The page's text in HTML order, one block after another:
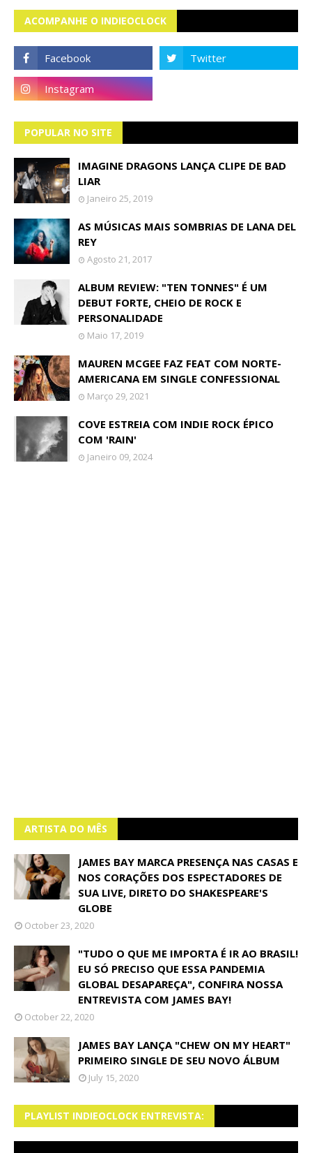
ACOMPANHE O INDIEOCLOCK
POPULAR NO SITE
IMAGINE DRAGONS LANÇA CLIPE DE BAD
LIAR
Janeiro 25, 2019
AS MÚSICAS MAIS SOMBRIAS DE LANA DEL
REY
Agosto 21, 2017
ALBUM REVIEW: "TEN TONNES" É UM
DEBUT FORTE, CHEIO DE ROCK E
PERSONALIDADE
Maio 17, 2019
MAUREN MCGEE FAZ FEAT COM NORTE-
AMERICANA EM SINGLE CONFESSIONAL
Março 29, 2021
COVE ESTREIA COM INDIE ROCK ÉPICO
COM 'RAIN'
Janeiro 09, 2024
ARTISTA DO MÊS
JAMES BAY MARCA PRESENÇA NAS CASAS E
NOS CORAÇÕES DOS ESPECTADORES DE
SUA LIVE, DIRETO DO SHAKESPEARE'S
GLOBE
October 23, 2020
"TUDO O QUE ME IMPORTA É IR AO BRASIL!
EU SÓ PRECISO QUE ESSA PANDEMIA
GLOBAL DESAPAREÇA", CONFIRA NOSSA
ENTREVISTA COM JAMES BAY!
October 22, 2020
JAMES BAY LANÇA "CHEW ON MY HEART"
PRIMEIRO SINGLE DE SEU NOVO ÁLBUM
July 15, 2020
PLAYLIST INDIEOCLOCK ENTREVISTA: